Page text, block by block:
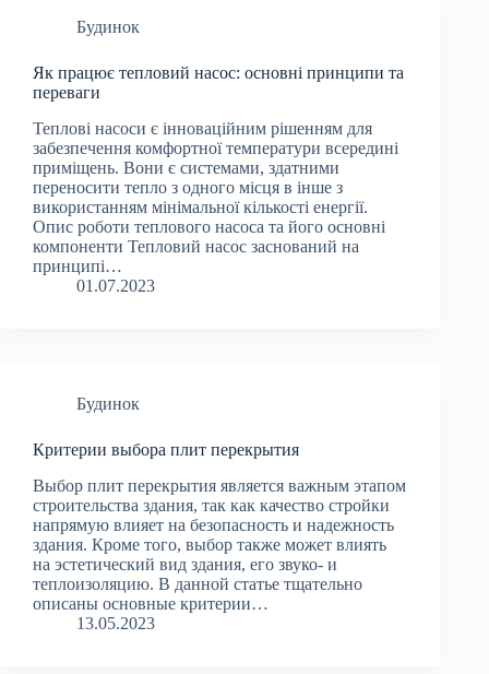
Будинок
Як працює тепловий насос: основні принципи та
переваги
Теплові насоси є інноваційним рішенням для
забезпечення комфортної температури всередині
приміщень. Вони є системами, здатними
переносити тепло з одного місця в інше з
використанням мінімальної кількості енергії.
Опис роботи теплового насоса та його основні
компоненти Тепловий насос заснований на
принципі…
01.07.2023
Будинок
Критерии выбора плит перекрытия
Выбор плит перекрытия является важным этапом
строительства здания, так как качество стройки
напрямую влияет на безопасность и надежность
здания. Кроме того, выбор также может влиять
на эстетический вид здания, его звуко- и
теплоизоляцию. В данной статье тщательно
описаны основные критерии…
13.05.2023